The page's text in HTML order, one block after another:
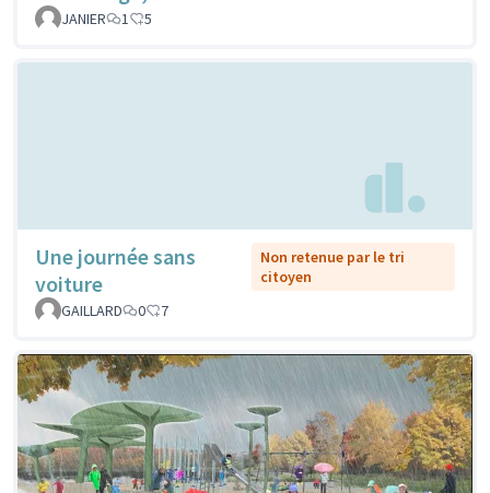
JANIER 1 5
Une journée sans
voiture
Non retenue par le tri
citoyen
GAILLARD
0 7